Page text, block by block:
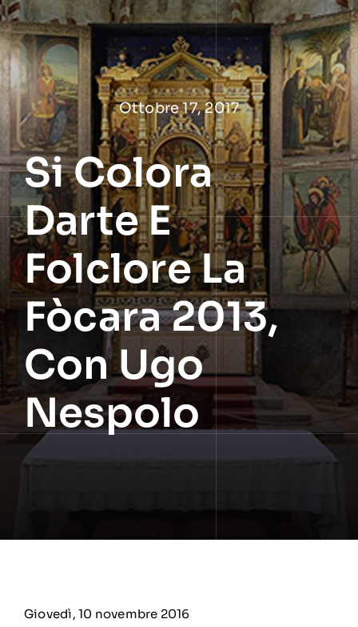
Salta
al
contenuto
Ottobre 17, 2017
Si Colora
Darte E
Folclore La
Fòcara 2013,
Con Ugo
Nespolo
Giovedì, 10 novembre 2016